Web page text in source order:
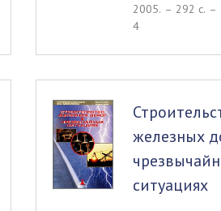
2005. – 292 c. –
4
железных
ситуациях